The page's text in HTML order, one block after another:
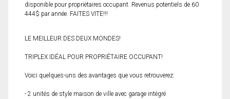
disponible pour propriétaires occupant. Revenus potentiels de 60
444$ par année. FAITES VITE!!!
LE MEILLEUR DES DEUX MONDES!
TRIPLEX IDÉAL POUR PROPRIÉTAIRE OCCUPANT!
Voici quelques-uns des avantages que vous retrouverez:
- 2 unités de style maison de ville avec garage intégré